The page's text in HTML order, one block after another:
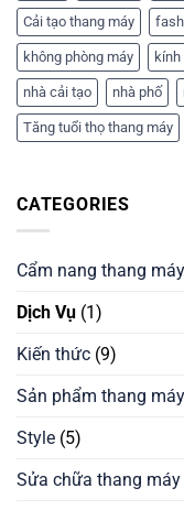
Cải tạo thang máy
không phòng máy
nhà cải tạo nhà phố
Tăng tuổi thọ thang máy
CATEGORIES
Cẩm nang thang máy
Dịch Vụ (1)
Kiến thức (9)
Sản phẩm thang máy
Style (5)
Sửa chữa thang máy